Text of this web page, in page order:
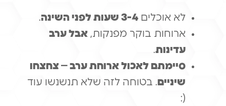
לא אוכלים3-4 שעות לפני השינה
.
ארוחות בוקר מפנקות,אבל ערב
עדינות.
סיימתם לאכול ארוחת ערב – צחצחו
שיניים. בטוחה לזה שלא תנשנשו עוד